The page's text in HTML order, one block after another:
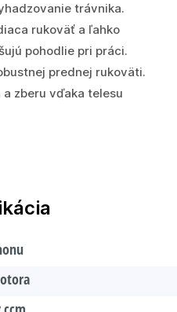
trávnika.
rukoväť a ľahko
pohodlie pri práci.
prednej rukoväti.
zberu vďaka telesu